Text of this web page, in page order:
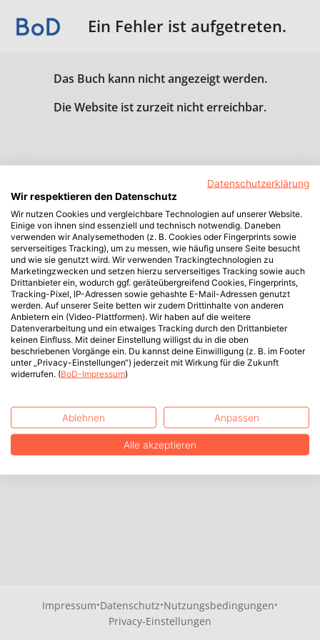
Ein Fehler ist aufgetreten.
Das Buch kann nicht angezeigt werden.
Die Website ist zurzeit nicht erreichbar.
Impressum·Datenschutz·Nutzungsbedingungen·
Privacy-Einstellungen
Datenschutzerklärung
Wir respektieren den Datenschutz
Wir nutzen Cookies und vergleichbare Technologien auf unserer Website.
Einige von ihnen sind essenziell und technisch notwendig. Daneben
verwenden wir Analysemethoden (z. B. Cookies oder Fingerprints sowie
serverseitiges Tracking), um zu messen, wie häufig unsere Seite besucht
und wie sie genutzt wird. Wir verwenden Trackingtechnologien zu
Marketingzwecken und setzen hierzu serverseitiges Tracking sowie auch
Drittanbieter ein, wodurch ggf. geräteübergreifend Cookies, Fingerprints,
Tracking-Pixel, IP-Adressen sowie gehashte E-Mail-Adressen genutzt
werden. Auf unserer Seite betten wir zudem Drittinhalte von anderen
Anbietern ein (Video-Plattformen). Wir haben auf die weitere
Datenverarbeitung und ein etwaiges Tracking durch den Drittanbieter
keinen Einfluss. Mit deiner Einstellung willigst du in die oben
beschriebenen Vorgänge ein. Du kannst deine Einwilligung (z. B. im Footer
unter „Privacy-Einstellungen“) jederzeit mit Wirkung für die Zukunft
widerrufen. (BoD-Impressum)
Ablehnen Anpassen
Alle akzeptieren